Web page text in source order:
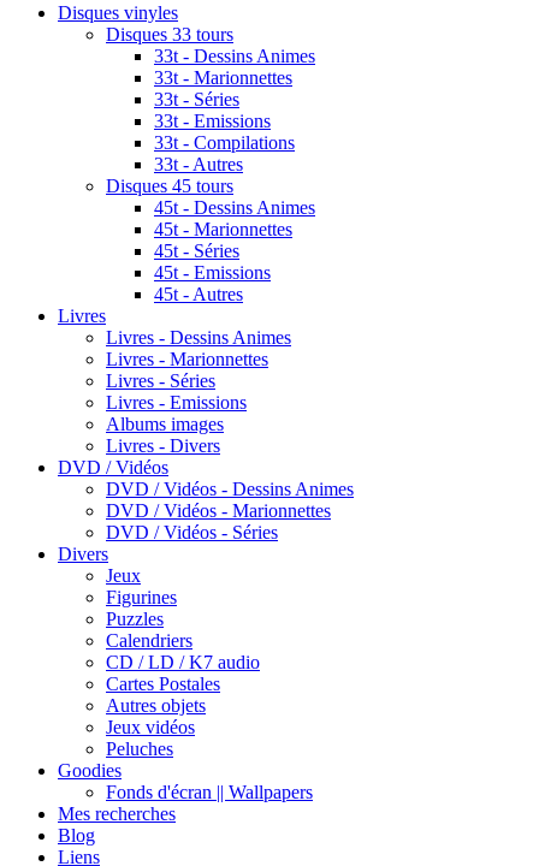
Disques vinyles
Disques 33 tours
33t - Dessins Animes
33t - Marionnettes
33t - Séries
33t - Emissions
33t - Compilations
33t - Autres
Disques 45 tours
45t - Dessins Animes
45t - Marionnettes
45t - Séries
45t - Emissions
45t - Autres
Livres
Livres - Dessins Animes
Livres - Marionnettes
Livres - Séries
Livres - Emissions
Albums images
Livres - Divers
DVD / Vidéos
DVD / Vidéos - Dessins Animes
DVD / Vidéos - Marionnettes
DVD / Vidéos - Séries
Divers
Jeux
Figurines
Puzzles
Calendriers
CD / LD / K7 audio
Cartes Postales
Autres objets
Jeux vidéos
Peluches
Goodies
Fonds d'écran || Wallpapers
Mes recherches
Blog
Liens